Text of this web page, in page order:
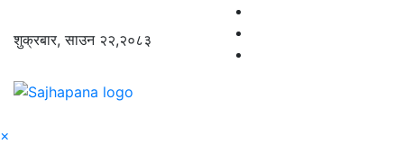
शुक्रबार, साउन २२,२०८३
×